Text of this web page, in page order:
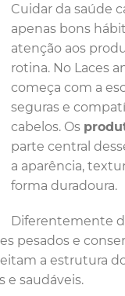
Cuidar da saúde
apenas bons
atenção aos
rotina. No Laces
começa com a
seguras e
cabelos. Os
parte central
a aparência,
forma duradoura.
Diferentemente
pesados e
a estrutura
e saudáveis.